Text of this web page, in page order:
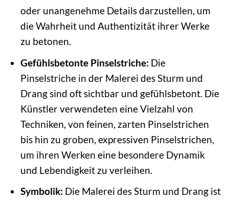
oder unangenehme Details darzustellen, um
die Wahrheit und Authentizität ihrer Werke
zu betonen.
Gefühlsbetonte Pinselstriche: Die
Pinselstriche in der Malerei des Sturm und
Drang sind oft sichtbar und gefühlsbetont. Die
Künstler verwendeten eine Vielzahl von
Techniken, von feinen, zarten Pinselstrichen
bis hin zu groben, expressiven Pinselstrichen,
um ihren Werken eine besondere Dynamik
und Lebendigkeit zu verleihen.
Symbolik: Die Malerei des Sturm und Drang ist